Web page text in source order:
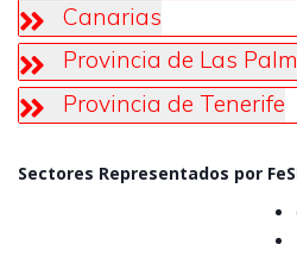
Canarias
Provincia de Las
Provincia de Tenerife
Sectores Representados por